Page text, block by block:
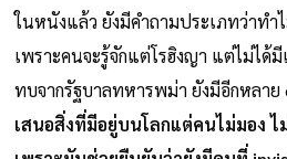
ในหนังแล้ว ยังมีคำถามประเภทว่าทำ
เพราะคนจะรู้จักแต่โรฮิงญา แต่ไม่ได้
ทบจากรัฐบาลทหารพม่า ยังมีอีกหลา
เสนอสิ่งที่มีอยู่บนโลกแต่คนไม่มอง